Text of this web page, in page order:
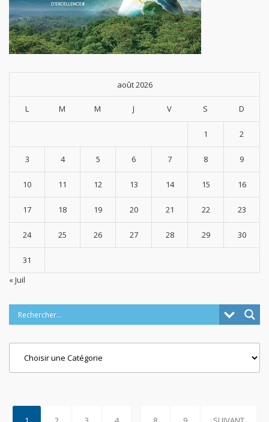
août 2026
L M M J V S D
1 2
3 4 5 6 7 8 9
10 11 12 13 14 15 16
17 18 19 20 21 22 23
24 25 26 27 28 29 30
31
« Juil